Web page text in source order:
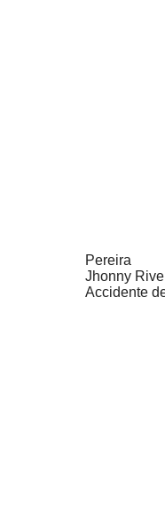
Pereira
Jhonny
Accidente